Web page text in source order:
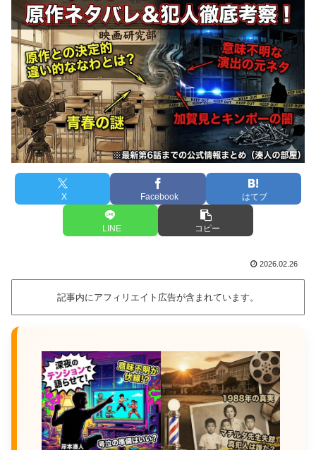
X Facebook はてブ
LINE コピー
2026.02.26
記事内にアフィリエイト広告が含まれています。